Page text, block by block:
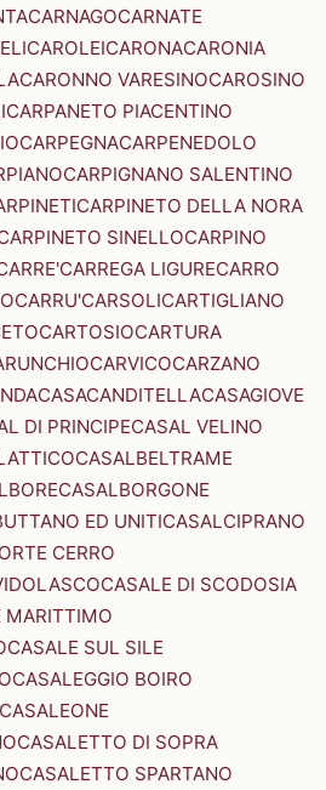
CARNAGOCARNATE
CAROLEICARONACARONIA
CARONNO VARESINOCAROSINO
CARPANETO PIACENTINO
CARPEGNACARPENEDOLO
CARPIGNANO SALENTINO
CARPINETO DELLA NORA
SINELLOCARPINO
CARREGA LIGURECARRO
CARRU'CARSOLICARTIGLIANO
CARTOSIOCARTURA
CARVICOCARZANO
CASACANDITELLACASAGIOVE
DI PRINCIPECASAL VELINO
CASALBELTRAME
CASALBORGONE
ED UNITICASALCIPRANO
CERRO
CASALE DI SCODOSIA
MARITTIMO
CASALE SUL SILE
CASALEGGIO BOIRO
CASALEONE
CASALETTO DI SOPRA
CASALETTO SPARTANO